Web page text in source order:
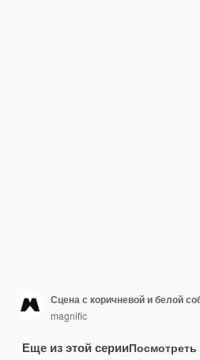
Сцена с коричневой и белой
magnific
Еще из этой серииПосмотреть